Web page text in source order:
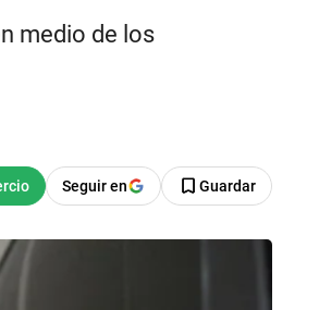
medio de los
Seguir en Guardar